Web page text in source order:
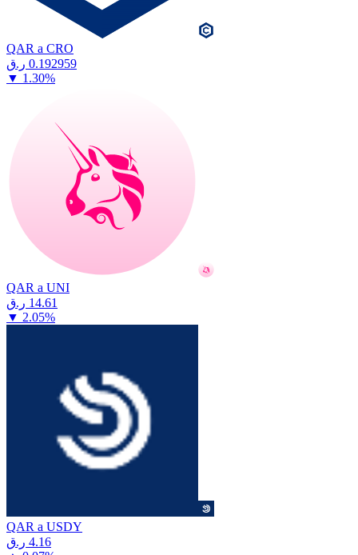
QAR a CRO
⁦ر.ق⁩ 0.192959
▼ 1.30%
QAR a UNI
⁦ر.ق⁩ 14.61
▼ 2.05%
QAR a USDY
⁦ر.ق⁩ 4.16